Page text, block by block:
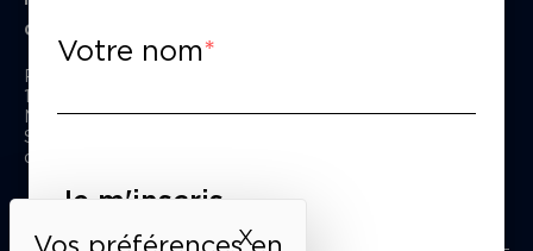
XMasquer le bandeau des
Contact presse
Passage Moliėre
157, rue Saint-Martin - 75003 Paris
M° Rambuteau - RER Les Halles
Standard tél : 01 44 54 53 00
du mardi au samedi de 15h à 18h
Liens utiles
Votre nom
Je m'inscris